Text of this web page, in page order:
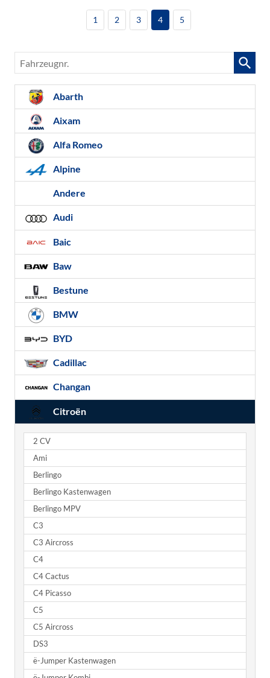
1 2 3 4 5
Fahrzeugnr.
Abarth
Aixam
Alfa Romeo
Alpine
Andere
Audi
Baic
Baw
Bestune
BMW
BYD
Cadillac
Changan
Citroën
2 CV
Ami
Berlingo
Berlingo Kastenwagen
Berlingo MPV
C3
C3 Aircross
C4
C4 Cactus
C4 Picasso
C5
C5 Aircross
DS3
ë-Jumper Kastenwagen